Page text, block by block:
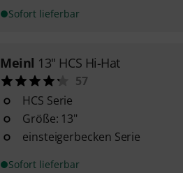
Sofort lieferbar
Meinl 13" HCS Hi-Hat
57
HCS Serie
Größe: 13"
einsteigerbecken Serie
Sofort lieferbar